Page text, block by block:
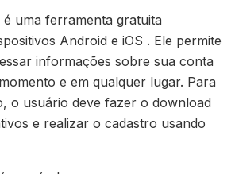
é uma ferramenta gratuita
Android e iOS . Ele permite
informações sobre sua conta
e em qualquer lugar. Para
o usuário deve fazer o download
e realizar o cadastro usando